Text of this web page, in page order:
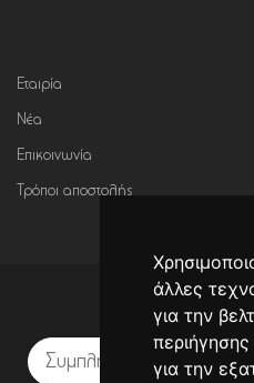
άλλες
για την
για την
Εταιρία
Νέα
Επικοινωνία
Τρόποι αποστολής
Εγγραφή σε